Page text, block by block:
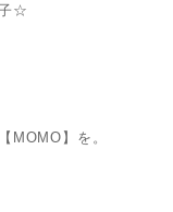
☆
MOMO】を。